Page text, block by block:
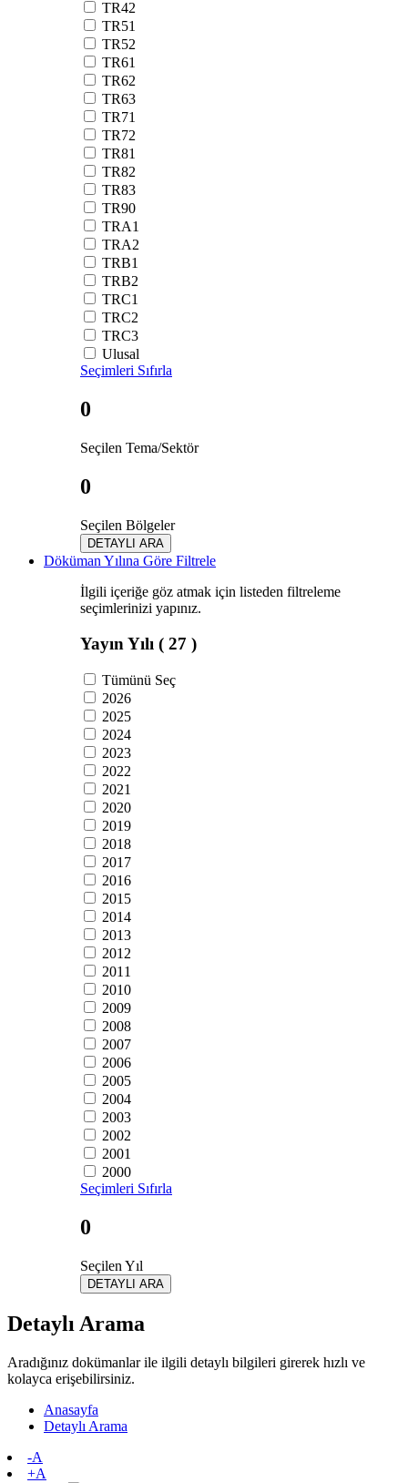
TR42
TR51
TR52
TR61
TR62
TR63
TR71
TR72
TR81
TR82
TR83
TR90
TRA1
TRA2
TRB1
TRB2
TRC1
TRC2
TRC3
Ulusal
Seçimleri Sıfırla
0
Seçilen Tema/Sektör
0
Seçilen Bölgeler
DETAYLI ARA
Döküman Yılına Göre Filtrele
İlgili içeriğe göz atmak için listeden filtreleme
seçimlerinizi yapınız.
Yayın Yılı ( 27 )
Tümünü Seç
2026
2025
2024
2023
2022
2021
2020
2019
2018
2017
2016
2015
2014
2013
2012
2011
2010
2009
2008
2007
2006
2005
2004
2003
2002
2001
2000
Seçimleri Sıfırla
0
Seçilen Yıl
DETAYLI ARA
Detaylı Arama
Aradığınız dokümanlar ile ilgili detaylı bilgileri girerek hızlı ve
kolayca erişebilirsiniz.
Anasayfa
Detaylı Arama
-A
+A